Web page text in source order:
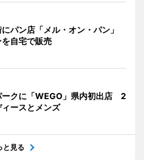
パン店「メル・オン・パン」
自宅で販売
ークに「WEGO」県内初出店 2
ースとメンズ
と見る